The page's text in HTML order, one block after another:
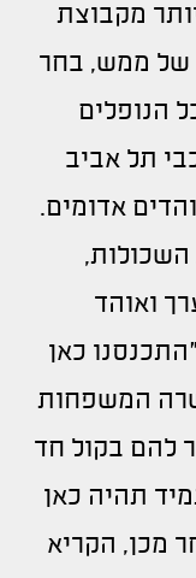
מקבוצת
של ממש, בחר
הנופלים
תל אביב
אדומים.
ואוהד
כאן
המשפחות
להם בקול חד
תהיה כאן
מכן, הקריא